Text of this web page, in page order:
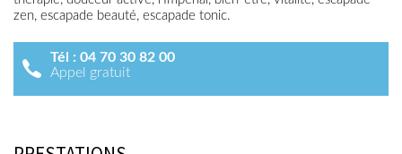
zen, escapade beauté, escapade tonic.
Tél : 04 70 30 82 00
Appel gratuit